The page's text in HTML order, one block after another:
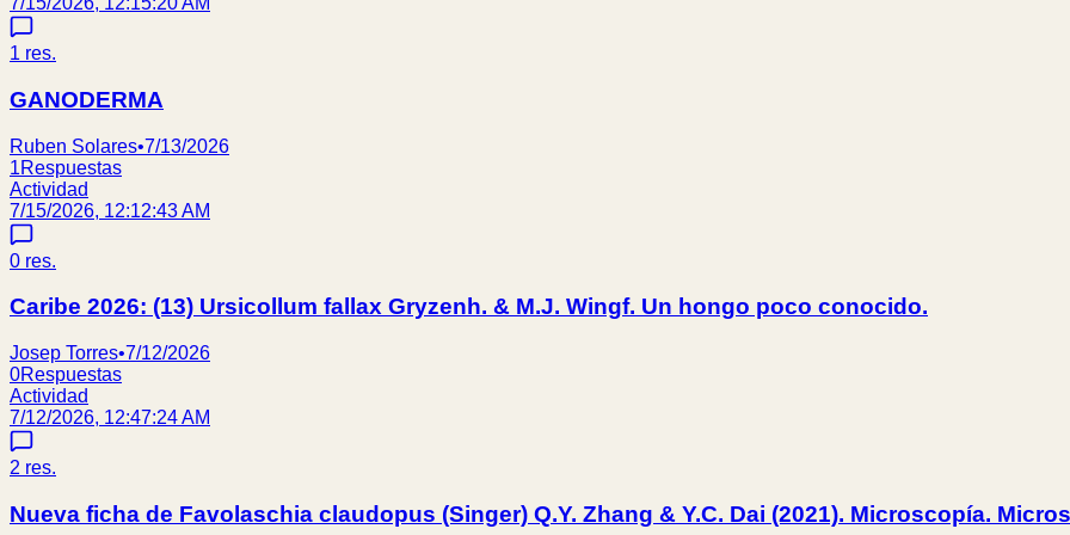
1 res.
GANODERMA
Ruben Solares•7/13/2026
1Respuestas
Actividad
7/15/2026, 12:12:43 AM
0 res.
Caribe 2026: (13) Ursicollum fallax Gryzenh. & M.J. Wingf. Un hongo poco conocido.
Josep Torres•7/12/2026
0Respuestas
Actividad
7/12/2026, 12:47:24 AM
2 res.
Nueva ficha de Favolaschia claudopus (Singer) Q.Y. Zhang & Y.C. Dai (2021). Microscopía.